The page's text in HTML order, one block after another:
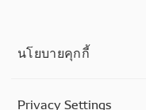
นโยบายคุกกี้
Privacy Settings